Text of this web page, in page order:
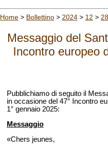
Home > Bollettino > 2024 > 12 > 28
Messaggio del
Incontro europeo
Pubblichiamo di seguito il
in occasione del 47° Incontro
1° gennaio 2025:
Messaggio
«Chers jeunes,